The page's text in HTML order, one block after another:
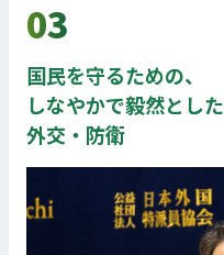
03
国民を守るための、
しなやかで毅然とした
外交・防衛